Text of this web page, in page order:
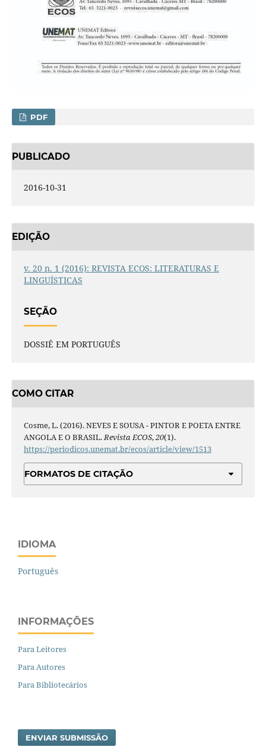
PDF
PUBLICADO
2016-10-31
EDIÇÃO
v. 20 n. 1 (2016): REVISTA ECOS: LITERATURAS E
LINGUÍSTICAS
SEÇÃO
DOSSIÊ EM PORTUGUÊS
COMO CITAR
Cosme, L. (2016). NEVES E SOUSA - PINTOR E POETA ENTRE
ANGOLA E O BRASIL.Revista ECOS,20(1).
https://periodicos.unemat.br/ecos/article/view/1513
FORMATOS DE CITAÇÃO
IDIOMA
Português
INFORMAÇÕES
Para Leitores
Para Autores
Para Bibliotecários
ENVIAR SUBMISSÃO